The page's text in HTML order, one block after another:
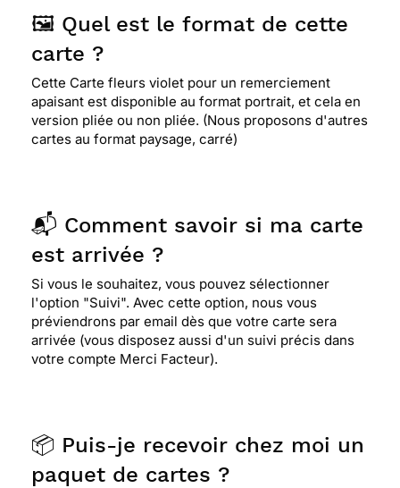
🖼️ Quel est le format de cette
carte ?
Cette Carte fleurs violet pour un remerciement
apaisant est disponible au format portrait, et cela en
version pliée ou non pliée. (Nous proposons d'autres
cartes au format paysage, carré)
📬 Comment savoir si ma carte
est arrivée ?
Si vous le souhaitez, vous pouvez sélectionner
l'option "Suivi". Avec cette option, nous vous
préviendrons par email dès que votre carte sera
arrivée (vous disposez aussi d'un suivi précis dans
votre compte Merci Facteur).
📦 Puis-je recevoir chez moi un
paquet de cartes ?